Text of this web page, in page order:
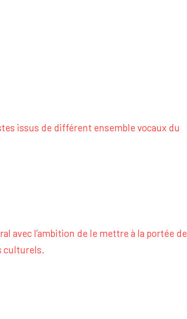
issus de différent ensemble vocaux du
avec l’ambition de le mettre à la portée de
culturels.